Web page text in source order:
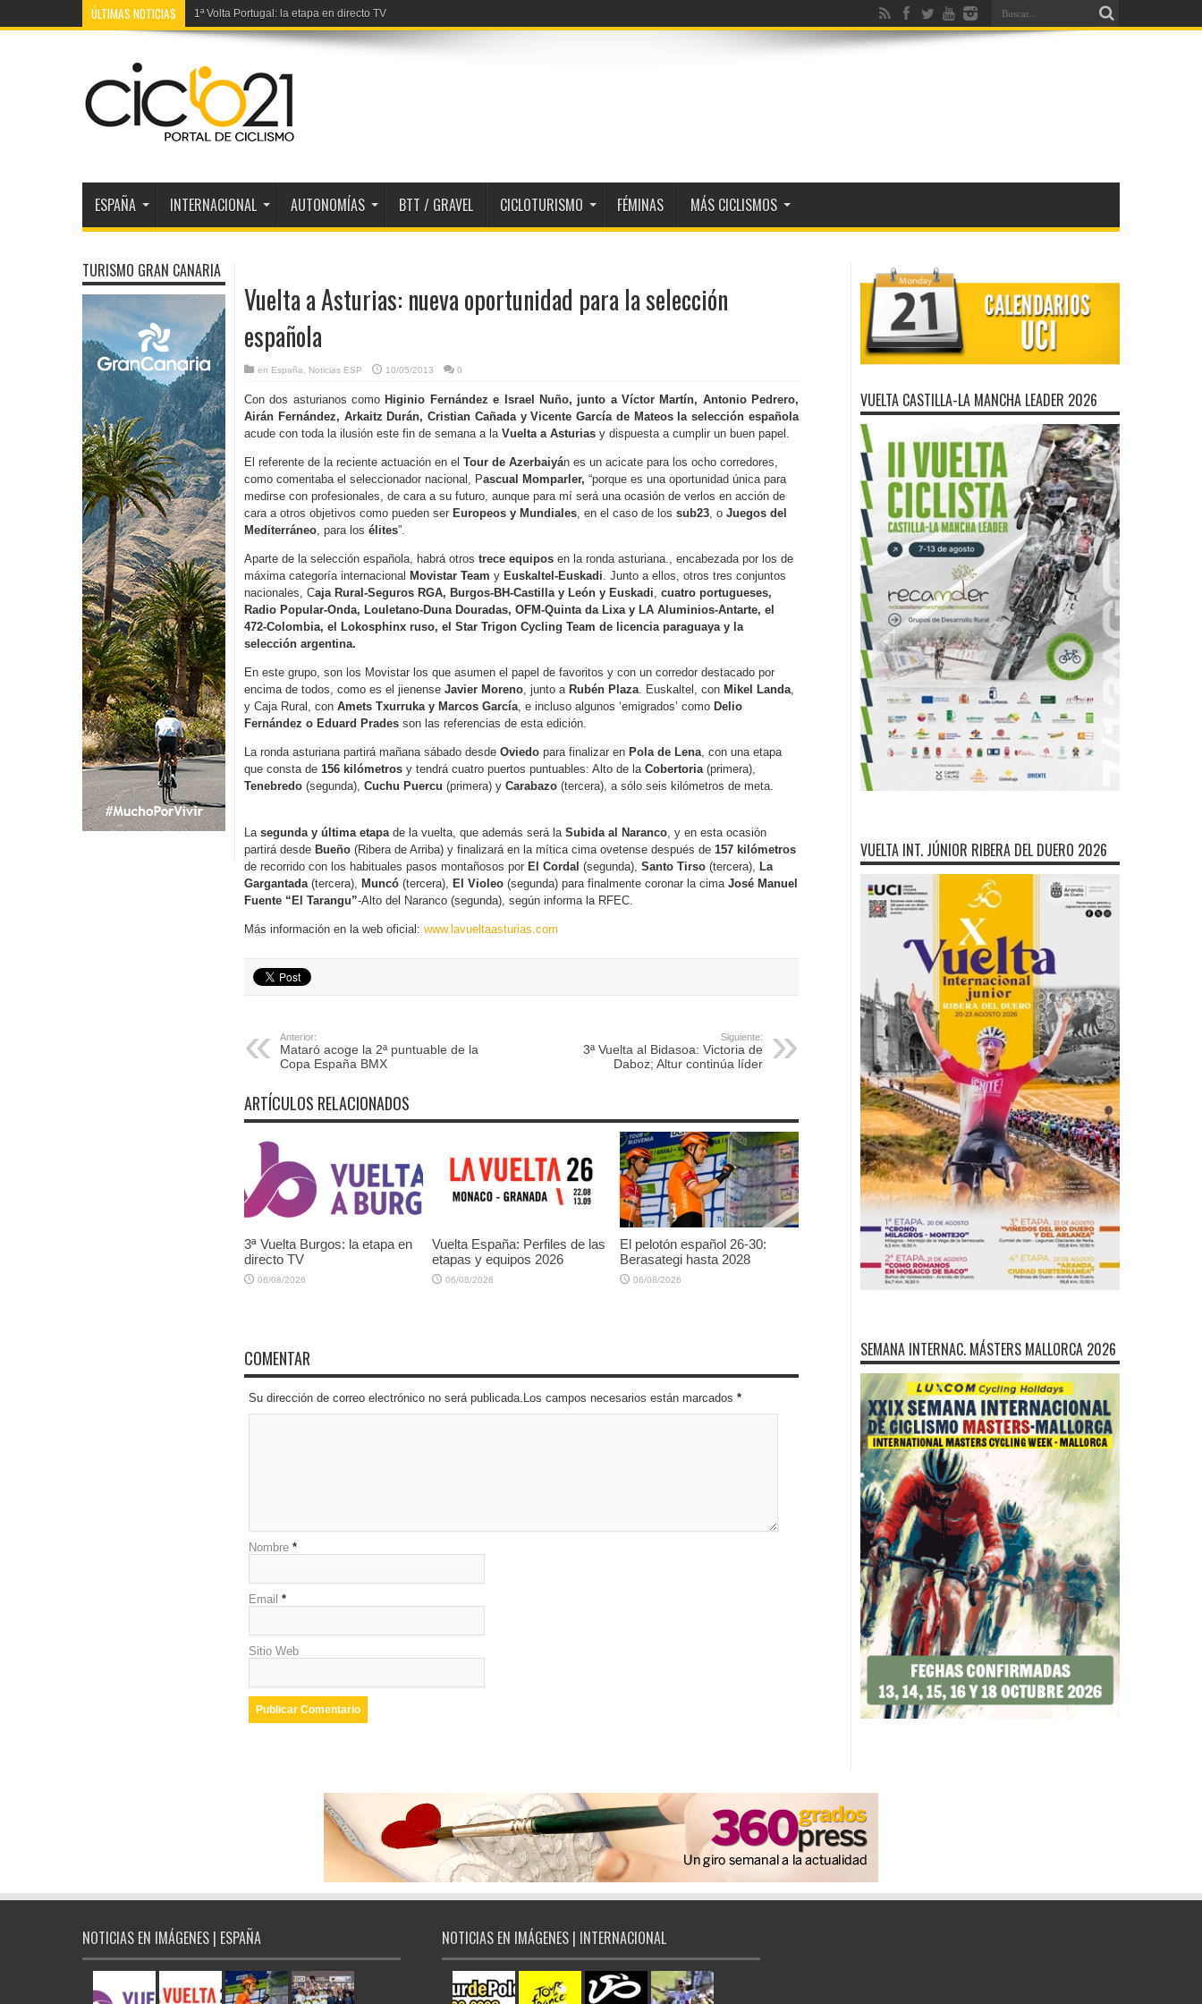
ÚLTIMAS NOTICIAS 1ª Volta Portugal: la etapa en directo TV
ESPAÑA INTERNACIONAL AUTONOMÍAS BTT / GRAVEL CICLOTURISMO FÉMINAS MÁS CICLISMOS
Vuelta a Asturias: nueva oportunidad para la selección
española
en España Noticias ESP 10/05/2013 0
Con dos asturianos como Higinio Fernández e Israel Nuño, junto a Víctor Martín, Antonio Pedrero,
Airán Fernández, Arkaitz Durán, Cristian Cañada y Vicente García de Mateos la selección española
acude con toda la ilusión este fin de semana a la Vuelta a Asturias y dispuesta a cumplir un buen papel.
El referente de la reciente actuación en el Tour de Azerbaiyán es un acicate para los ocho corredores,
como comentaba el seleccionador nacional, Pascual Momparler, “porque es una oportunidad única para
medirse con profesionales, de cara a su futuro, aunque para mí será una ocasión de verlos en acción de
cara a otros objetivos como pueden ser Europeos y Mundiales, en el caso de los sub23, o Juegos del
Mediterráneo, para los élites”.
Aparte de la selección española, habrá otros trece equipos en la ronda asturiana., encabezada por los de
máxima categoría internacional Movistar Team y Euskaltel-Euskadi. Junto a ellos, otros tres conjuntos
nacionales, Caja Rural-Seguros RGA, Burgos-BH-Castilla y León y Euskadi, cuatro portugueses,
Radio Popular-Onda, Louletano-Duna Douradas, OFM-Quinta da Lixa y LA Aluminios-Antarte, el
472-Colombia, el Lokosphinx ruso, el Star Trigon Cycling Team de licencia paraguaya y la
selección argentina.
En este grupo, son los Movistar los que asumen el papel de favoritos y con un corredor destacado por
encima de todos, como es el jienense Javier Moreno, junto a Rubén Plaza. Euskaltel, con Mikel Landa,
y Caja Rural, con Amets Txurruka y Marcos García, e incluso algunos ‘emigrados’ como Delio
Fernández o Eduard Prades son las referencias de esta edición.
La ronda asturiana partirá mañana sábado desde Oviedo para finalizar en Pola de Lena, con una etapa
que consta de 156 kilómetros y tendrá cuatro puertos puntuables: Alto de la Cobertoria(primera),
Tenebredo (segunda), Cuchu Puercu (primera) y Carabazo (tercera), a sólo seis kilómetros de meta.
La segunda y última etapade la vuelta, que además será la Subida al Naranco, y en esta ocasión
partirá desde Bueño (Ribera de Arriba) y finalizará en la mítica cima ovetense después de 157 kilómetros
de recorrido con los habituales pasos montañosos por El Cordal (segunda), Santo Tirso (tercera), La
Gargantada(tercera), Muncó (tercera), El Violeo (segunda) para finalmente coronar la cima José Manuel
Fuente “El Tarangu”-Alto del Naranco (segunda), según informa la RFEC.
Más información en la web oficial: www.lavueltaasturias.com
Anterior:
Mataró acoge la 2ª puntuable de la
Copa España BMX
Siguiente:
3ª Vuelta al Bidasoa: Victoria de
Daboz; Altur continúa líder
ARTÍCULOS RELACIONADOS
3ª Vuelta Burgos: la etapa en
directo TV
06/08/2026
Vuelta España: Perfiles de las
etapas y equipos 2026
06/08/2026
El pelotón español 26-30:
Berasategi hasta 2028
06/08/2026
COMENTAR
Su dirección de correo electrónico no será publicada.Los campos necesarios están marcados *
Nombre *
Email *
Sitio Web
TURISMO GRAN CANARIA
VUELTA CASTILLA-LA MANCHA LEADER 2026
VUELTA INT. JÚNIOR RIBERA DEL DUERO 2026
SEMANA INTERNAC. MÁSTERS MALLORCA 2026
NOTICIAS EN IMÁGENES | ESPAÑA NOTICIAS EN IMÁGENES | INTERNACIONAL